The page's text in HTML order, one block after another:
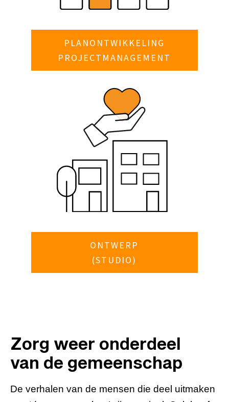
PLANONTWIKKELING
PROJECTMANAGEMENT
ONTWERP
(STUDIO)
Zorg weer onderdeel
van de gemeenschap
De verhalen van de mensen die deel uitmaken